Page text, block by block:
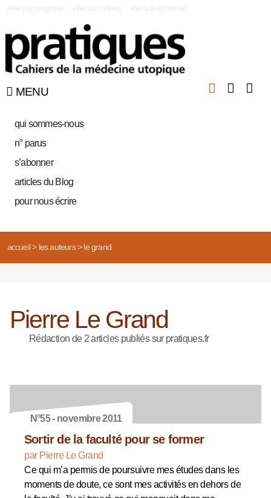
MENU
qui sommes-nous
n° parus
s’abonner
articles du Blog
pour nous écrire
accueil> les auteurs> le grand
Pierre Le Grand
Rédaction de 2 articles publiés sur pratiques.fr
N°55 - novembre 2011
Sortir de la faculté pour se former
par Pierre Le Grand
Ce qui m’a permis de poursuivre mes études dans les
moments de doute, ce sont mes activités en dehors de